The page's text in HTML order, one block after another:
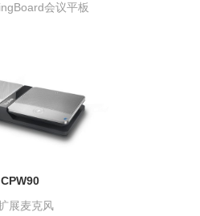
会议平板
CPW90
展麦克风